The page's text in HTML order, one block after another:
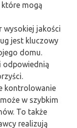
mogą
wysokiej jakości
jest kluczowy
domu.
odpowiednią
kontrolowanie
w szybkim
To także
realizują